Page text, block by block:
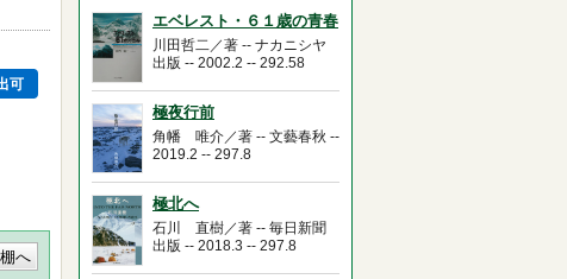
可
へ
エベレスト・６１歳の青春
川田哲二／著 -- ナカニシヤ
出版 -- 2002.2 -- 292.58
極夜行前
角幡 唯介／著 -- 文藝春秋 --
2019.2 -- 297.8
極北へ
石川 直樹／著 -- 毎日新聞
出版 -- 2018.3 -- 297.8